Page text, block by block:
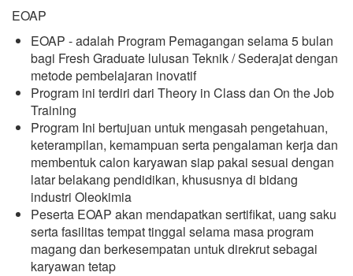
EOAP
EOAP - adalah Program Pemagangan selama 5 bulan
bagi Fresh Graduate lulusan Teknik / Sederajat dengan
metode pembelajaran inovatif
Program ini terdiri dari Theory in Class dan On the Job
Training
Program Ini bertujuan untuk mengasah pengetahuan,
keterampilan, kemampuan serta pengalaman kerja dan
membentuk calon karyawan siap pakai sesuai dengan
latar belakang pendidikan, khususnya di bidang
industri Oleokimia
Peserta EOAP akan mendapatkan sertifikat, uang saku
serta fasilitas tempat tinggal selama masa program
magang dan berkesempatan untuk direkrut sebagai
karyawan tetap